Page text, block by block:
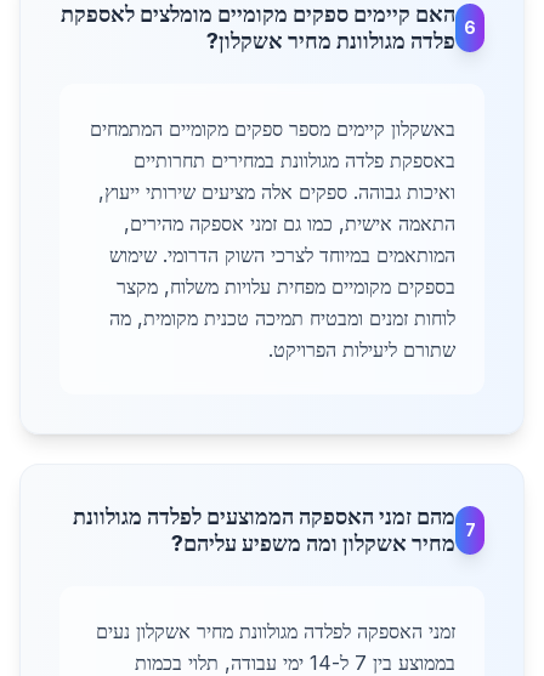
6
האם קיימים ספקים מקומיים מומלצים לאספקת
פלדה מגולוונת מחיר אשקלון?
באשקלון קיימים מספר ספקים מקומיים המתמחים
באספקת פלדה מגולוונת במחירים תחרותיים
ואיכות גבוהה. ספקים אלה מציעים שירותי ייעוץ,
התאמה אישית, כמו גם זמני אספקה מהירים,
המותאמים במיוחד לצרכי השוק הדרומי. שימוש
בספקים מקומיים מפחית עלויות משלוח, מקצר
לוחות זמנים ומבטיח תמיכה טכנית מקומית, מה
שתורם ליעילות הפרויקט.
7
מהם זמני האספקה הממוצעים לפלדה מגולוונת
מחיר אשקלון ומה משפיע עליהם?
זמני האספקה לפלדה מגולוונת מחיר אשקלון נעים
בממוצע בין 7 ל-14 ימי עבודה, תלוי בכמות